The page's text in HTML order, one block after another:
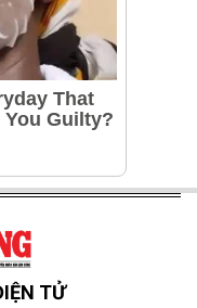
TỬ